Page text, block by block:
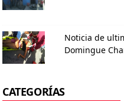
Noticia de
Domingue
CATEGORÍAS